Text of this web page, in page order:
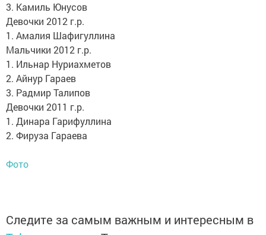
3. Камиль Юнусов
Девочки 2012 г.р.
1. Амалия Шафигуллина
Мальчики 2012 г.р.
1. Ильнар Нуриахметов
2. Айнур Гараев
3. Радмир Талипов
Девочки 2011 г.р.
1. Динара Гарифуллина
2. Фируза Гараева
Фото
Следите за самым важным и интересным в